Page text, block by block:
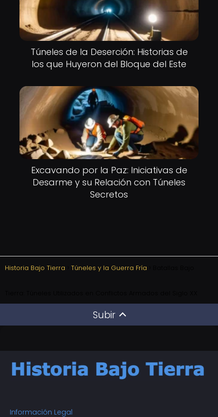
Túneles de la Deserción: Historias de
los que Huyeron del Bloque del Este
Excavando por la Paz: Iniciativas de
Desarme y su Relación con Túneles
Secretos
Historia Bajo Tierra Túneles y la Guerra Fría
Subir
Información Legal